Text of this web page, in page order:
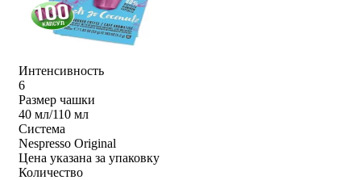
Интенсивность
6
Размер чашки
40 мл/110 мл
Система
Nespresso Original
Цена указана за упаковку
Количество